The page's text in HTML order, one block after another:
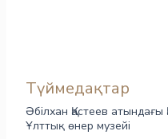
Түймедақтар
Әбілхан Қастеев
Ұлттық өнер музейі